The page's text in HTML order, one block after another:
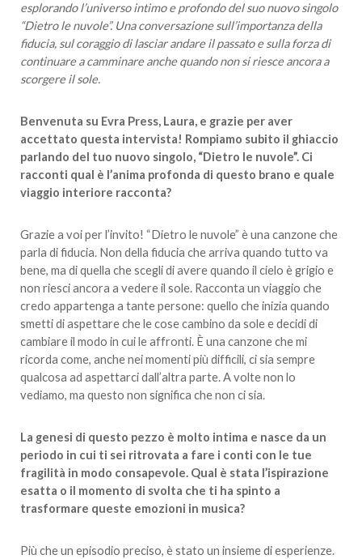
esplorando l’universo intimo e profondo del suo nuovo singolo
“Dietro le nuvole”. Una conversazione sull’importanza della
fiducia, sul coraggio di lasciar andare il passato e sulla forza di
continuare a camminare anche quando non si riesce ancora a
scorgere il sole.
Benvenuta su Evra Press, Laura, e grazie per aver
accettato questa intervista! Rompiamo subito il ghiaccio
parlando del tuo nuovo singolo, “Dietro le nuvole”. Ci
racconti qual è l’anima profonda di questo brano e quale
viaggio interiore racconta?
Grazie a voi per l’invito! “Dietro le nuvole” è una canzone che
parla di fiducia. Non della fiducia che arriva quando tutto va
bene, ma di quella che scegli di avere quando il cielo è grigio e
non riesci ancora a vedere il sole. Racconta un viaggio che
credo appartenga a tante persone: quello che inizia quando
smetti di aspettare che le cose cambino da sole e decidi di
cambiare il modo in cui le affronti. È una canzone che mi
ricorda come, anche nei momenti più difficili, ci sia sempre
qualcosa ad aspettarci dall’altra parte. A volte non lo
vediamo, ma questo non significa che non ci sia.
La genesi di questo pezzo è molto intima e nasce da un
periodo in cui ti sei ritrovata a fare i conti con le tue
fragilità in modo consapevole. Qual è stata l’ispirazione
esatta o il momento di svolta che ti ha spinto a
trasformare queste emozioni in musica?
Più che un episodio preciso, è stato un insieme di esperienze.